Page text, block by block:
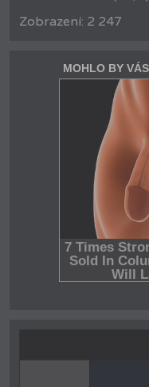
Zobrazení: 2 247